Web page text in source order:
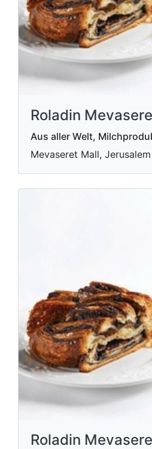
Roladin
Aus aller Welt,
Mevaseret Mall, Jerusalem
Roladin